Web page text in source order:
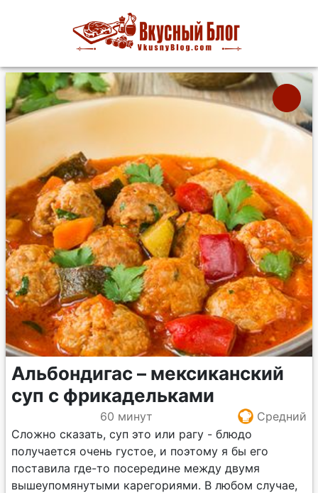
Альбондигас – мексиканский
суп с фрикадельками
60 минут
Средний
Сложно сказать, суп это или рагу - блюдо
получается очень густое, и поэтому я бы его
поставила где-то посередине между двумя
вышеупомянутыми карегориями. В любом случае,